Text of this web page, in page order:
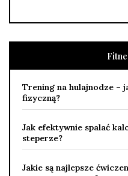
Trening na hulajnodze –
fizyczną?
Jak efektywnie spalać
steperze?
Jakie są najlepsze